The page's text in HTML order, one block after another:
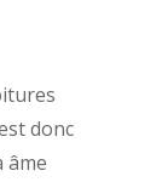
donc
âme